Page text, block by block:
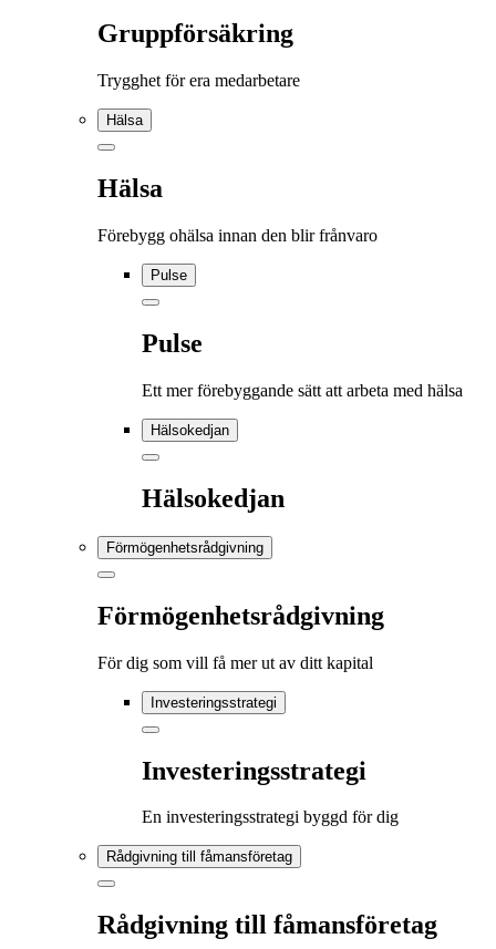
Gruppförsäkring
Trygghet för era medarbetare
Hälsa
Hälsa
Förebygg ohälsa innan den blir frånvaro
Pulse
Pulse
Ett mer förebyggande sätt att arbeta med hälsa
Hälsokedjan
Hälsokedjan
Förmögenhetsrådgivning
Förmögenhetsrådgivning
För dig som vill få mer ut av ditt kapital
Investeringsstrategi
Investeringsstrategi
En investeringsstrategi byggd för dig
Rådgivning till fåmansföretag
Rådgivning till fåmansföretag